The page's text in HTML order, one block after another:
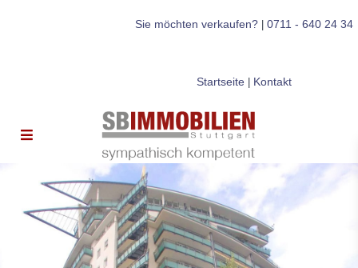
Sie möchten verkaufen?| 0711 - 640 24 34
Startseite| Kontakt